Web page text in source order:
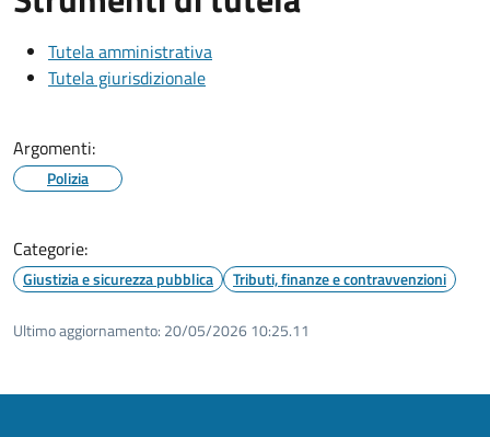
Tutela amministrativa
Tutela giurisdizionale
Argomenti:
Polizia
Categorie:
Giustizia e sicurezza pubblica Tributi, finanze e contravvenzioni
Ultimo aggiornamento: 20/05/2026 10:25.11